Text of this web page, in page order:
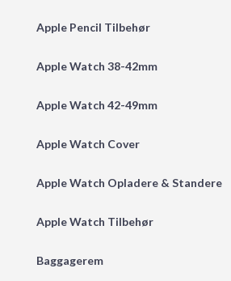
Apple Pencil Tilbehør
Apple Watch 38-42mm
Apple Watch 42-49mm
Apple Watch Cover
Apple Watch Opladere & Standere
Apple Watch Tilbehør
Baggagerem